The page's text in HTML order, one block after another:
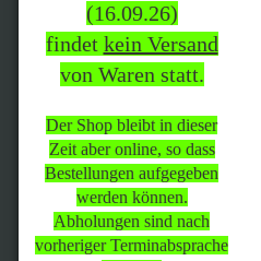
(16.09.26)
findet kein Versand
von Waren statt.
Der Shop bleibt in dieser
Zeit aber online, so dass
Bestellungen aufgegeben
werden können.
Abholungen sind nach
vorheriger Terminabsprache
In der Zeit von Mittwoch
(12.08.26) bis Mittwoch
(16.09.26)
statt.
Der Shop bleibt in dieser Zeit
aber online, so dass
Bestellungen aufgegeben
werden können.